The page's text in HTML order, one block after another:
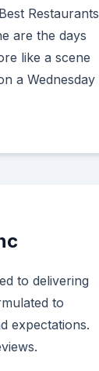
Restaurants
are the days
like a scene
a Wednesday
to delivering
to
expectations.